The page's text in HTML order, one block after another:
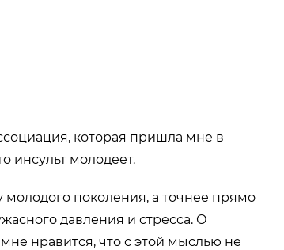
которая пришла мне в
инсульт молодеет.
молодого поколения, а точнее прямо
давления и стресса. О
нравится, что с этой мыслью не